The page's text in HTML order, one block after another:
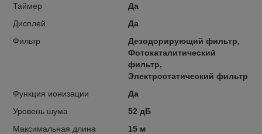
Таймер
Да
Дисплей
Да
Фильтр
Дезодорирующий фильтр,
Фотокаталитический
фильтр,
Электростатический фильтр
Функция ионизации
Да
Уровень шума
52 дБ
Максимальная длина
15 м